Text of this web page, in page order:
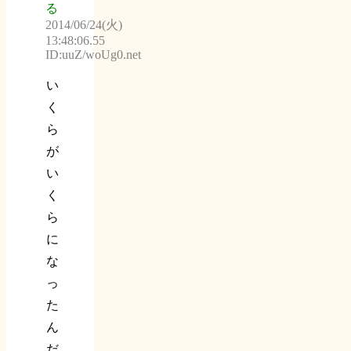
る
2014/06/24(火)
13:48:06.55
ID:uuZ/woUg0.net
い
く
ら
が
い
く
ら
に
な
っ
た
ん